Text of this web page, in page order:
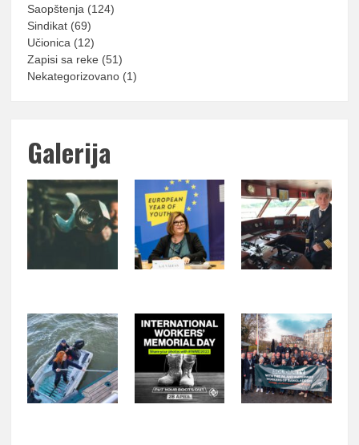
Saopštenja (124)
Sindikat (69)
Učionica (12)
Zapisi sa reke (51)
Nekategorizovano (1)
Galerija